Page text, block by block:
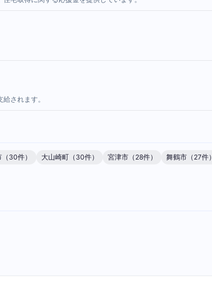
されます。
30件） 大山崎町（30件） 宮津市（28件）
舞鶴市（27件）